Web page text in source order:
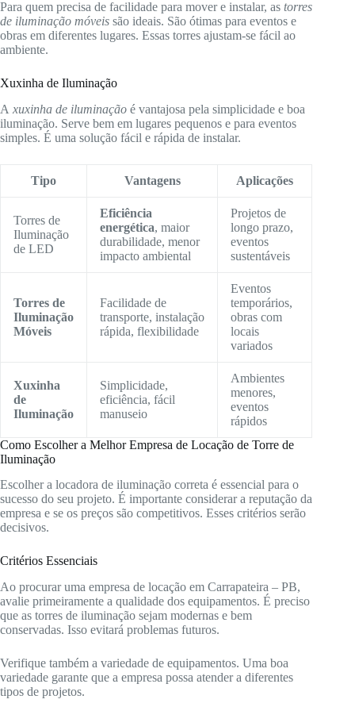
Para quem precisa de facilidade para mover e instalar, as torres
de iluminação móveis são ideais. São ótimas para eventos e
obras em diferentes lugares. Essas torres ajustam-se fácil ao
ambiente.
Xuxinha de Iluminação
A xuxinha de iluminação é vantajosa pela simplicidade e boa
iluminação. Serve bem em lugares pequenos e para eventos
simples. É uma solução fácil e rápida de instalar.
Tipo Vantagens Aplicações
Torres de
Iluminação
de LED
Eficiência
energética, maior
durabilidade, menor
impacto ambiental
Projetos de
longo prazo,
eventos
sustentáveis
Torres de
Iluminação
Móveis
Facilidade de
transporte, instalação
rápida, flexibilidade
Eventos
temporários,
obras com
locais
variados
Xuxinha
de
Iluminação
Simplicidade,
eficiência, fácil
manuseio
Ambientes
menores,
eventos
rápidos
Como Escolher a Melhor Empresa de Locação de Torre de
Iluminação
Escolher a locadora de iluminação correta é essencial para o
sucesso do seu projeto. É importante considerar a reputação da
empresa e se os preços são competitivos. Esses critérios serão
decisivos.
Critérios Essenciais
Ao procurar uma empresa de locação em Carrapateira – PB,
avalie primeiramente a qualidade dos equipamentos. É preciso
que as torres de iluminação sejam modernas e bem
conservadas. Isso evitará problemas futuros.
Verifique também a variedade de equipamentos. Uma boa
variedade garante que a empresa possa atender a diferentes
tipos de projetos.